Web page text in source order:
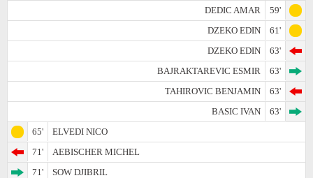
DEDIC AMAR
59'
DZEKO EDIN
61'
DZEKO EDIN
63'
BAJRAKTAREVIC ESMIR
63'
TAHIROVIC BENJAMIN
63'
BASIC IVAN
63'
65'
ELVEDI NICO
71'
AEBISCHER MICHEL
71'
SOW DJIBRIL